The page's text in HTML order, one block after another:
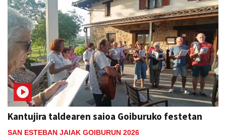
Kantujira taldearen saioa Goiburuko festetan
SAN ESTEBAN JAIAK GOIBURUN 2026